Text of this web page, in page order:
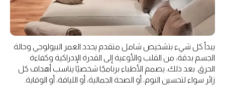
يبدأ كل شيء بتشخيص شامل متقدم يحدد العمر البيولوجي وحالة
الجسم بدقة، من القلب والأوعية إلى القدرة الإدراكية وكفاءة
الحرق. بعد ذلك، يصمم الأطباء برنامجًا شخصيًا يناسب أهداف كل
زائر سواء لتحسين النوم، أو الصحة الجمالية، أو اللياقة، أو الوقاية.